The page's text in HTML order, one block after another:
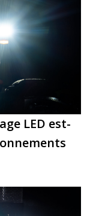
LED est-